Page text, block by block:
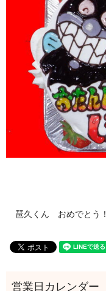
琶久くん おめでとう！